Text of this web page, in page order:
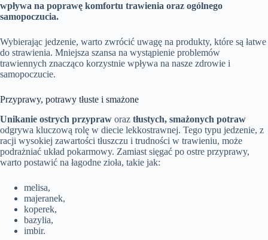
wpływa na poprawę komfortu trawienia oraz ogólnego
samopoczucia.
Wybierając jedzenie, warto zwrócić uwagę na produkty, które są łatwe
do strawienia. Mniejsza szansa na wystąpienie problemów
trawiennych znacząco korzystnie wpływa na nasze zdrowie i
samopoczucie.
Przyprawy, potrawy tłuste i smażone
Unikanie ostrych przypraw oraz tłustych, smażonych potraw
odgrywa kluczową rolę w diecie lekkostrawnej. Tego typu jedzenie, z
racji wysokiej zawartości tłuszczu i trudności w trawieniu, może
podrażniać układ pokarmowy. Zamiast sięgać po ostre przyprawy,
warto postawić na łagodne zioła, takie jak:
melisa,
majeranek,
koperek,
bazylia,
imbir.